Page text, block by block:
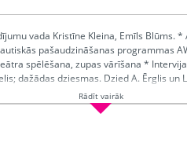
vada Kristīne Kleina, Emīls Blūms.
pašaudzināšanas programmas
spēlēšana, zupas vārīšana *
dažādas dziesmas. Dzied A. Ērglis un
Rādīt vairāk